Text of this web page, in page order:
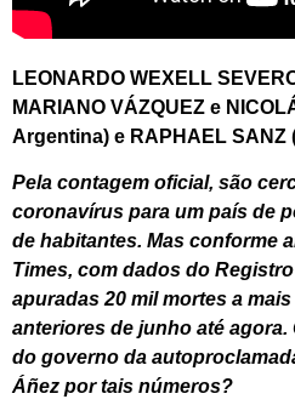
LEONARDO WEXELL
MARIANO VÁZQUEZ e
Argentina) e RAPHAEL SANZ
Pela contagem oficial, são
coronavírus para um país de
de habitantes. Mas conforme
Times, com dados do
apuradas 20 mil mortes a
anteriores de junho até
do governo da
Áñez por tais números?